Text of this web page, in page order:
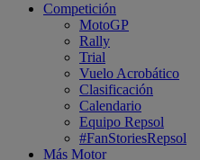
Competición
MotoGP
Rally
Trial
Vuelo Acrobático
Clasificación
Calendario
Equipo Repsol
#FanStoriesRepsol
Más Motor